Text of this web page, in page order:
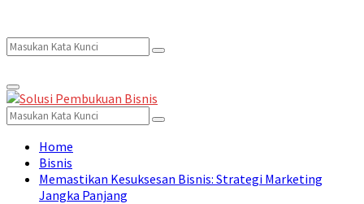
Search
for:
Search
Primary
Menu
Search
for:
Search
Home
Bisnis
Memastikan Kesuksesan Bisnis: Strategi Marketing
Jangka Panjang